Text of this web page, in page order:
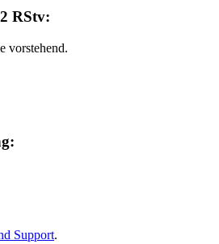
RStv:
vorstehend.
Support.